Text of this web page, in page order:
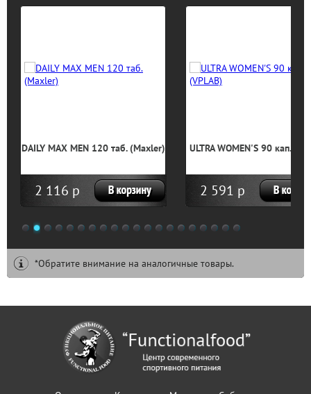
DAILY MAX MEN 120 таб. (Maxler)
2 116 р
ULTRA WOMEN'S 90 кап.
2 591 р
1 2 3 4 5 6 7 8 9 10 11 12 13 14 15 16 17 18 19
*Обратите внимание на аналогичные товары.